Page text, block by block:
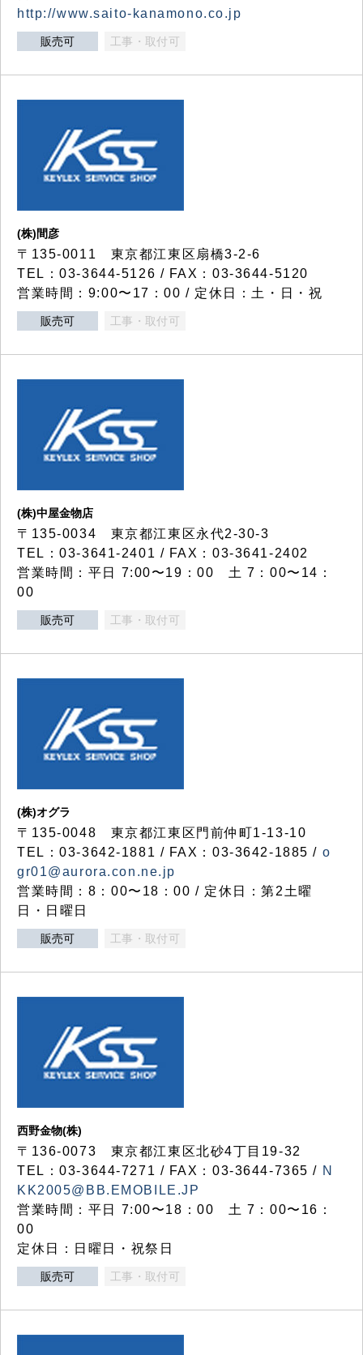
http://www.saito-kanamono.co.jp
販売可 工事・取付可
(株)間彦
〒135-0011 東京都江東区扇橋3-2-6
TEL：03-3644-5126 / FAX：03-3644-5120
営業時間：9:00〜17：00 / 定休日：土・日・祝
販売可 工事・取付可
(株)中屋金物店
〒135-0034 東京都江東区永代2-30-3
TEL：03-3641-2401 / FAX：03-3641-2402
営業時間：平日 7:00〜19：00 土 7：00〜14：
00
販売可 工事・取付可
(株)オグラ
〒135-0048 東京都江東区門前仲町1-13-10
TEL：03-3642-1881 / FAX：03-3642-1885 / o
gr01@aurora.con.ne.jp
営業時間：8：00〜18：00 / 定休日：第2土曜
日・日曜日
販売可 工事・取付可
西野金物(株)
〒136-0073 東京都江東区北砂4丁目19-32
TEL：03‐3644‐7271 / FAX：03-3644-7365 / N
KK2005@BB.EMOBILE.JP
営業時間：平日 7:00〜18：00 土 7：00〜16：
00
定休日：日曜日・祝祭日
販売可 工事・取付可